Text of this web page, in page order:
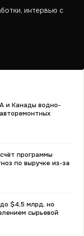
интервью с
и Канады водно-
программы
по выручке из-за
$4,5 млрд, но
сырьевой